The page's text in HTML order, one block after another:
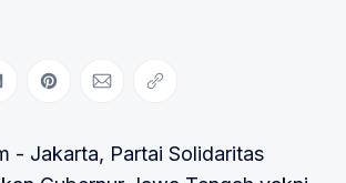
di Facebook
di LinkedIn
Bagikan di Pinterest
Bagikan melalui Email
Salin tautan
- Jakarta, Partai Solidaritas